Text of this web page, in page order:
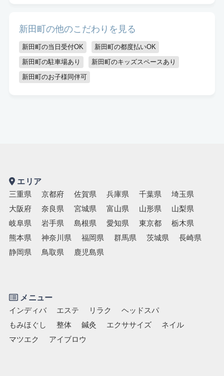
新田町の他のこだわりを見る
新田町の当日受付OK
新田町の都度払いOK
新田町の駐車場あり
新田町のキッズスペースあり
新田町のお子様同伴可
エリア
三重県 京都府 佐賀県 兵庫県 千葉県
埼玉県
大阪府
奈良県 宮城県 富山県 山形県
山梨県
岐阜県
岩手県 島根県 愛知県 東京都
栃木県
熊本県
神奈川県 福岡県 群馬県 茨城県
長崎県
静岡県
鳥取県 鹿児島県
メニュー
インディバ エステ リラク
ヘッドスパ
もみほぐし
整体 鍼灸 エクササイズ
ネイル
マツエク
アイブロウ